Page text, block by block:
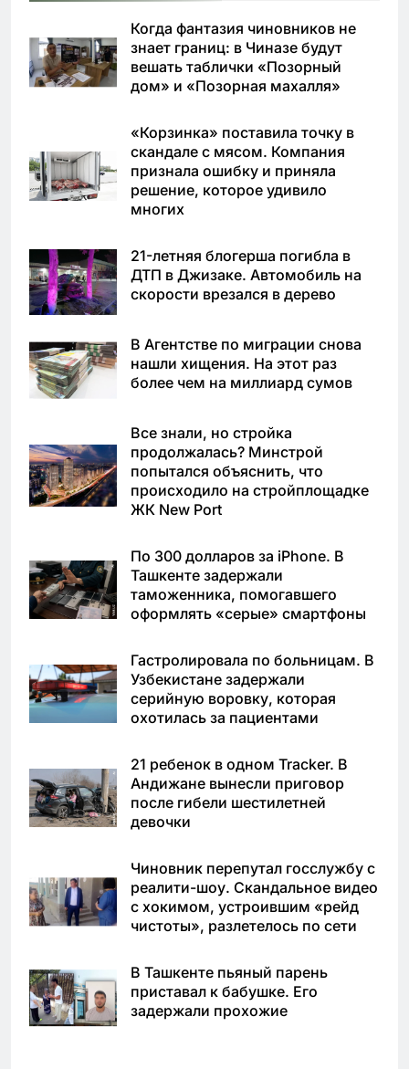
Когда фантазия чиновников не
знает границ: в Чиназе будут
вешать таблички «Позорный
дом» и «Позорная махалля»
«Корзинка» поставила точку в
скандале с мясом. Компания
признала ошибку и приняла
решение, которое удивило
многих
21-летняя блогерша погибла в
ДТП в Джизаке. Автомобиль на
скорости врезался в дерево
В Агентстве по миграции снова
нашли хищения. На этот раз
более чем на миллиард сумов
Все знали, но стройка
продолжалась? Минстрой
попытался объяснить, что
происходило на стройплощадке
ЖК New Port
По 300 долларов за iPhone. В
Ташкенте задержали
таможенника, помогавшего
оформлять «серые» смартфоны
Гастролировала по больницам. В
Узбекистане задержали
серийную воровку, которая
охотилась за пациентами
21 ребенок в одном Tracker. В
Андижане вынесли приговор
после гибели шестилетней
девочки
Чиновник перепутал госслужбу с
реалити-шоу. Скандальное видео
с хокимом, устроившим «рейд
чистоты», разлетелось по сети
В Ташкенте пьяный парень
приставал к бабушке. Его
задержали прохожие